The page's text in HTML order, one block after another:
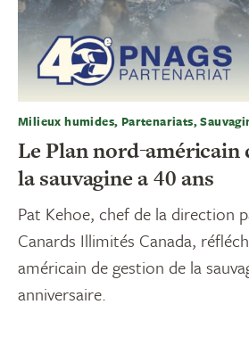
Milieux humides, Partenariats,
Le Plan nord-américain
la sauvagine a 40 ans
Pat Kehoe, chef de la direction
Canards Illimités Canada,
américain de gestion de la
anniversaire.